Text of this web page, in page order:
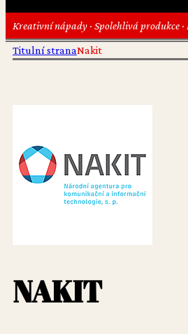
Kreativní nápady · Spolehlivá produkce
Titulní stranaNakit
NAKIT